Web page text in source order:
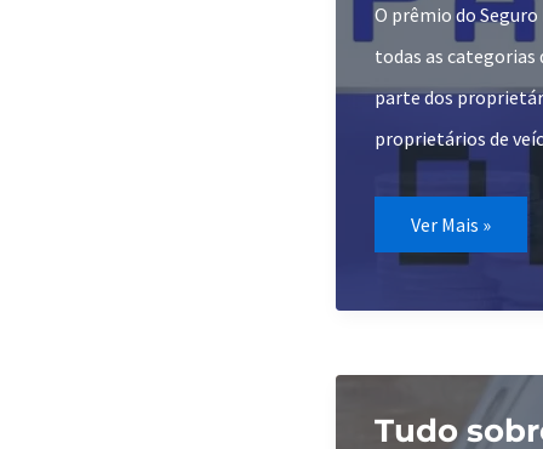
O prêmio do Seguro
todas as
parte dos
proprietários de
Como
DPVAT
Ver Mais »
Tudo